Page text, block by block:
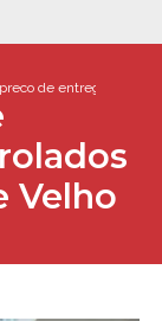
ao domicilio
preco de entrega de
Velho